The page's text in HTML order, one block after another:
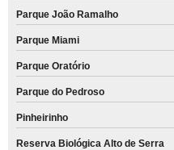
Parque João Ramalho
Parque Miami
Parque Oratório
Parque do Pedroso
Pinheirinho
Reserva Biológica Alto de Serra